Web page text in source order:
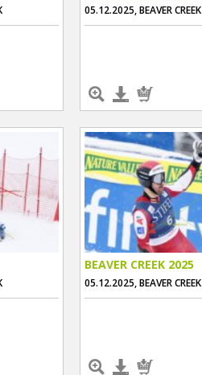
05.12.2025, BEAVER CREEK
BEAVER CREEK 2025
05.12.2025, BEAVER CREEK